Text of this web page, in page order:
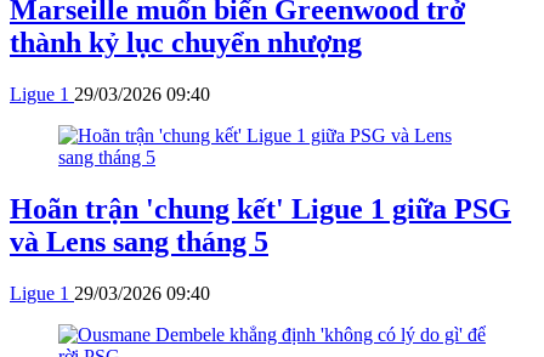
Marseille muốn biến Greenwood trở
thành kỷ lục chuyển nhượng
Ligue 1 29/03/2026 09:40
Hoãn trận 'chung kết' Ligue 1 giữa PSG
và Lens sang tháng 5
Ligue 1 29/03/2026 09:40